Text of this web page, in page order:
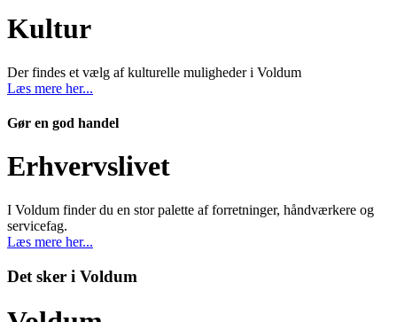
Kultur
Der findes et vælg af kulturelle muligheder i Voldum
Læs mere her...
Gør en god handel
Erhvervslivet
I Voldum finder du en stor palette af forretninger, håndværkere og
servicefag.
Læs mere her...
Det sker i Voldum